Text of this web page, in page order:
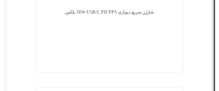
شارژر سریع دیواری 30W USB-C PD PPS بلکین